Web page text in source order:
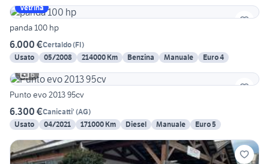
Vetrina
panda 100 hp
6.000 €Certaldo(FI)
Usato
05/2008 214000 Km Benzina Manuale
Euro 4
6
Punto evo 2013 95cv
6.300 €Canicatti' (AG)
Usato
04/2021 171000 Km Diesel Manuale Euro 5